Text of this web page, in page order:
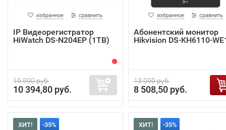
избранное сравнить
IP Видеорегистратор
HiWatch DS-N204EP (1TB)
19 990 руб.
10 394,80 руб.
избранное сравнить
Абонентский монитор
Hikvision DS-KH6110-
13 090 руб.
8 508,50 руб.
ХИТ! -35% ХИТ! -35%